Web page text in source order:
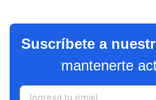
Suscríbete a
mantenerte